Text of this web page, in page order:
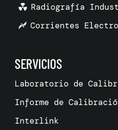
Radiografía
Corrientes
SERVICIOS
Laboratorio de
Informe de
Interlink